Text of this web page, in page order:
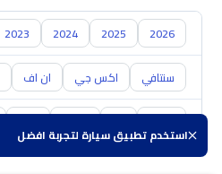
استخدم تطبيق سيارة لتجربة افضل
2026
2025
2024
2023
سنتافي اكس جي ان اف